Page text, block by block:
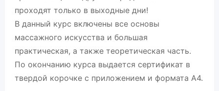
проходят только в выходные дни!
В данный курс включены все основы
массажного искусства и большая
практическая, а также теоретическая часть.
По окончанию курса выдается сертификат в
твердой корочке с приложением и формата А4.